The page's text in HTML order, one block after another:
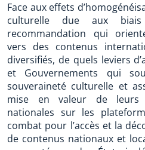
Face aux effets
culturelle due aux
recommandation qui
vers des contenus
diversifiés, de quels leviers
et Gouvernements qui
souveraineté culturelle et
mise en valeur de leurs
nationales sur les
combat pour l’accès et la
de contenus nationaux et